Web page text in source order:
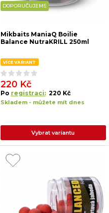
DOPORUČUJEME
Mikbaits ManiaQ Boilie
Balance NutraKRILL 250ml
VÍCE VARIANT
220 Kč
Po registraci: 220 Kč
Skladem - můžete mít dnes
Vybrat variantu